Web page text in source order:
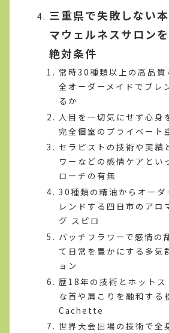
三重県で失敗しない
マウェルネスサロン
絶対条件
常時30種類以上の高品質
全オーダーメイドでブレ
るか
人目を一切気にせず心身
完全個室のプライベート
セラピストの技術や実績
ワーなどの感情ケアとい
ローチの有無
30種類の精油からオーダ
レンドする四日市のアロ
グ スピロ
バッチフラワーで感情の
て日常を豊かにする多気
ョン
歴18年の技術とホットス
な首や肩こりを融和する
Cachette
世界大会出場の技術で全